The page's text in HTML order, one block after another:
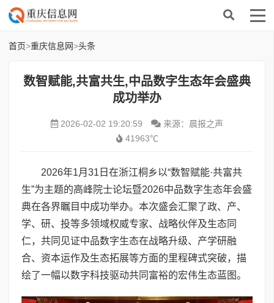
首页>重庆信息网>头条
数智赋能,共富共生,中品数字生态年会盛典
成功举办
2026-02-02 19:20:59
来源：晨报之声
41963℃
2026年1月31日在浙江桐乡以“数智赋能·共富共
生”为主题的高峰院士论坛暨2026中品数字生态年会盛
典在各界瞩目中成功举办。本次盛会汇聚了政、产、
学、研、投等多领域权威专家、战略伙伴及生态同
仁，共同见证中品数字生态在战略升级、产学研融
合、资本运作及生态拓展等方面的里程碑式突破，描
绘了一幅以数字科技驱动共同富裕的宏伟生态蓝图。